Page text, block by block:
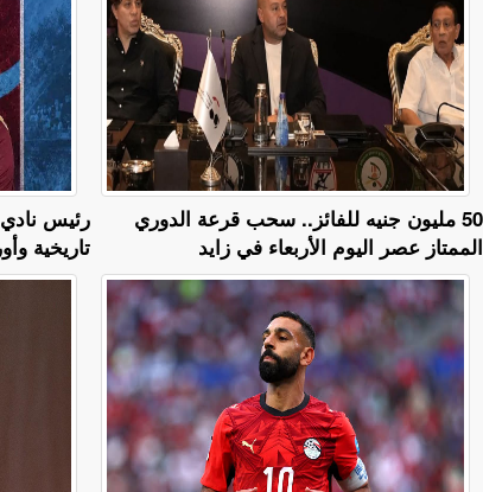
رئيس
تاريخية
50 مليون جنيه للفائز.. سحب قرعة الدوري
الممتاز عصر اليوم الأربعاء في زايد